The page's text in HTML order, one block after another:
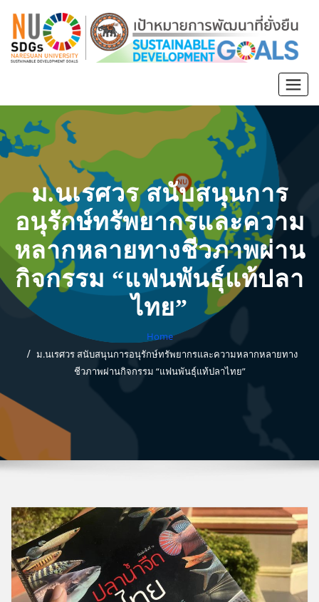
ม.นเรศวร สนับสนุนการ
อนุรักษ์ทรัพยากรและความ
หลากหลายทางชีวภาพผ่าน
กิจกรรม “แฟนพันธุ์แท้ปลา
ไทย”
Home
ม.นเรศวร สนับสนุนการอนุรักษ์ทรัพยากรและความหลากหลายทาง
ชีวภาพผ่านกิจกรรม “แฟนพันธุ์แท้ปลาไทย”